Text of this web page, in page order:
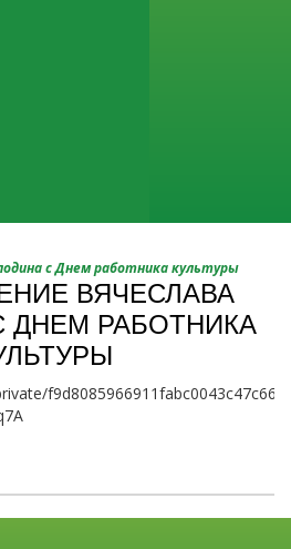
с Днем работника культуры
ВЯЧЕСЛАВА
ДНЕМ РАБОТНИКА